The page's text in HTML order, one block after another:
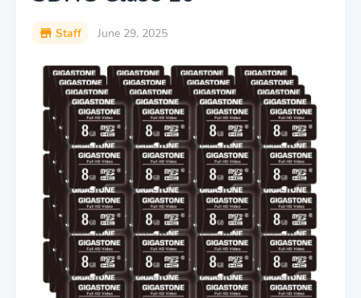
Staff June 29, 2025